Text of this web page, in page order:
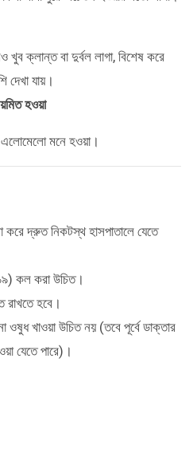
ক্লান্ত বা দুর্বল লাগা, বিশেষ করে
দেখা যায়।
হওয়া
এলোমেলো মনে হওয়া।
করে দ্রুত নিকটস্থ হাসপাতালে যেতে
কল করা উচিত।
রাখতে হবে।
ওষুধ খাওয়া উচিত নয় (তবে পূর্বে ডাক্তার
যেতে পারে)।